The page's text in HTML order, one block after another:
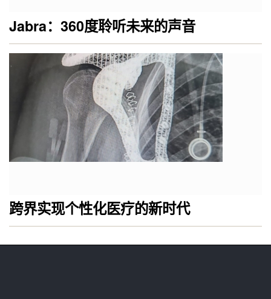
Jabra：360度聆听未来的声音
跨界实现个性化医疗的新时代